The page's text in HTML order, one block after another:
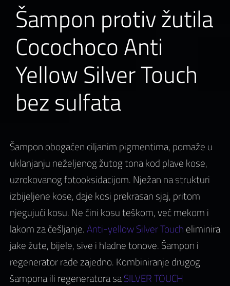
Šampon protiv žutila
Cocochoco Anti
Yellow Silver Touch
bez sulfata
Šampon obogaćen ciljanim pigmentima, pomaže u
uklanjanju neželjenog žutog tona kod plave kose,
uzrokovanog fotooksidacijom. Nježan na strukturi
izbijeljene kose, daje kosi prekrasan sjaj, pritom
njegujući kosu. Ne čini kosu teškom, već mekom i
lakom za češljanje.Anti-yellow Silver Touch eliminira
jake žute, bijele, sive i hladne tonove. Šampon i
regenerator rade zajedno. Kombiniranje drugog
šampona ili regeneratora saSILVER TOUCH